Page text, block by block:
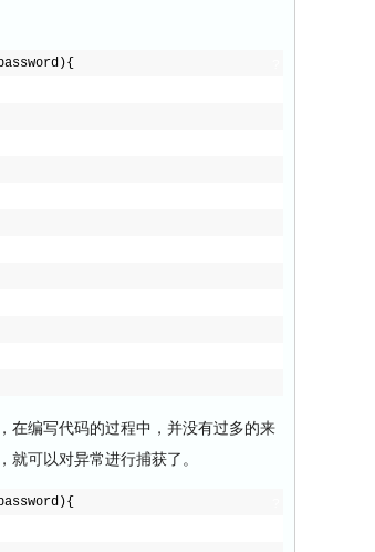
编写代码的过程中，并没有过多的来
可以对异常进行捕获了。